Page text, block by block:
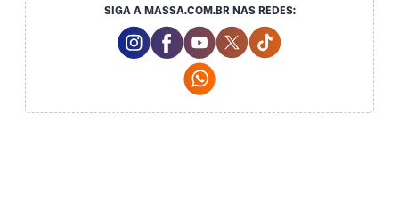
SIGA A MASSA.COM.BR NAS REDES:
Instagram Social Media
Facebook Social Media
Youtube Social Media
Twitter Social Media
Tiktok Social